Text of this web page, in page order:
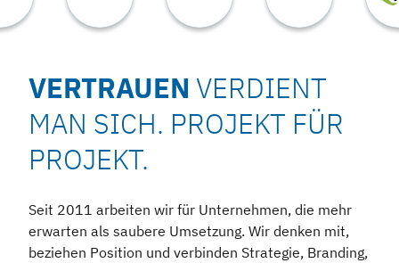
VERTRAUEN VERDIENT
MAN SICH. PROJEKT FÜR
PROJEKT.
Seit 2011 arbeiten wir für Unternehmen, die mehr
erwarten als saubere Umsetzung. Wir denken mit,
beziehen Position und verbinden Strategie, Branding,